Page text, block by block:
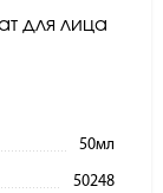
для лица
50мл
50248